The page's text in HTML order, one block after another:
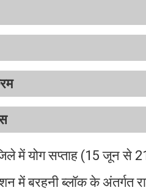
में योग सप्ताह (15 जून
में बरहनी ब्लॉक के अंतर्गत